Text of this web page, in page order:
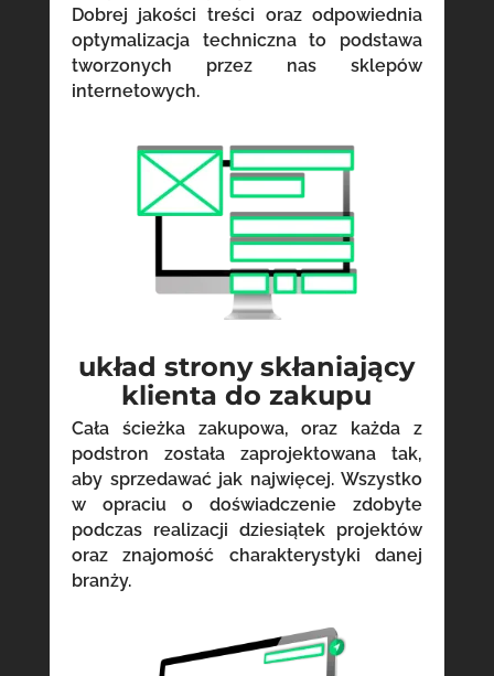
Dobrej jakości treści oraz odpowiednia
optymalizacja techniczna to podstawa
tworzonych przez nas sklepów
internetowych.
układ strony skłaniający
klienta do zakupu
Cała ścieżka zakupowa, oraz każda z
podstron została zaprojektowana tak,
aby sprzedawać jak najwięcej. Wszystko
w opraciu o doświadczenie zdobyte
podczas realizacji dziesiątek projektów
oraz znajomość charakterystyki danej
branży.